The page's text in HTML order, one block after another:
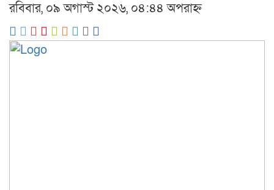
রবিবার, ০৯ অগাস্ট ২০২৬, ০৪:৪৪ অপরাহ্ন